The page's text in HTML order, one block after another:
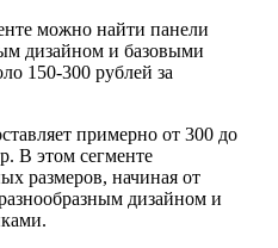
можно найти панели
дизайном и базовыми
150-300 рублей за
примерно от 300 до
В этом сегменте
размеров, начиная от
дизайном и